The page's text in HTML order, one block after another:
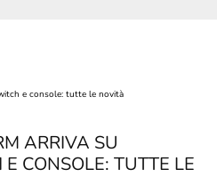
e console: tutte le novità
ARRIVA SU
CONSOLE: TUTTE LE